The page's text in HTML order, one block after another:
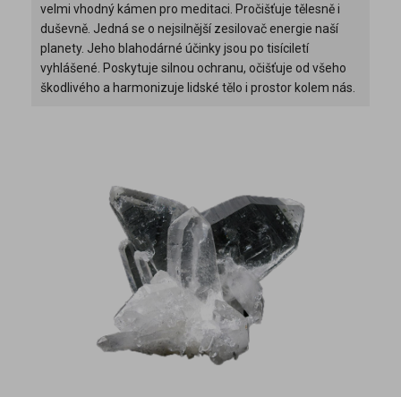
velmi vhodný kámen pro meditaci. Pročišťuje tělesně i
duševně. Jedná se o nejsilnější zesilovač energie naší
planety. Jeho blahodárné účinky jsou po tisíciletí
vyhlášené. Poskytuje silnou ochranu, očišťuje od všeho
škodlivého a harmonizuje lidské tělo i prostor kolem nás.